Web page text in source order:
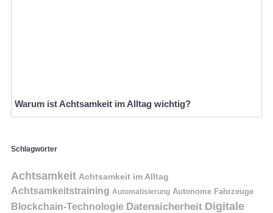
Warum ist Achtsamkeit im Alltag wichtig?
Schlagwörter
Achtsamkeit Achtsamkeit im Alltag
Achtsamkeitstraining Automatisierung Autonome Fahrzeuge
Blockchain-Technologie Datensicherheit Digitale